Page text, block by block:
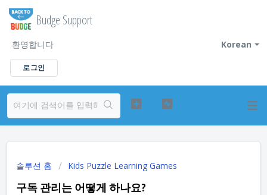
Budge Support
Korean
환영합니다
로그인
솔루션 홈 Kids Puzzle Learning Games
구독 관리는 어떻게 하나요?